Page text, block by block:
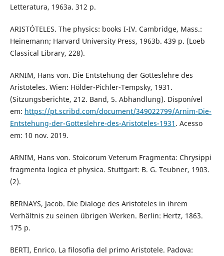
Letteratura, 1963a. 312 p.
ARISTÓTELES. The physics: books I-IV. Cambridge, Mass.:
Heinemann; Harvard University Press, 1963b. 439 p. (Loeb
Classical Library, 228).
ARNIM, Hans von. Die Entstehung der Gotteslehre des
Aristoteles. Wien: Hölder-Pichler-Tempsky, 1931.
(Sitzungsberichte, 212. Band, 5. Abhandlung). Disponível
em: https://pt.scribd.com/document/349022799/Arnim-Die-
Entstehung-der-Gotteslehre-des-Aristoteles-1931 . Acesso
em: 10 nov. 2019.
ARNIM, Hans von. Stoicorum Veterum Fragmenta: Chrysippi
fragmenta logica et physica. Stuttgart: B. G. Teubner, 1903.
(2).
BERNAYS, Jacob. Die Dialoge des Aristoteles in ihrem
Verhältnis zu seinen übrigen Werken. Berlin: Hertz, 1863.
175 p.
BERTI, Enrico. La filosofia del primo Aristotele. Padova: